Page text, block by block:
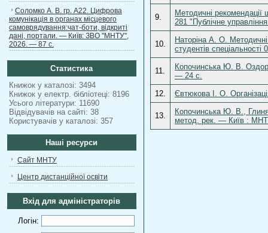
Соломко А. В. гр. А22. Цифрова
комунікація в органах місцевого
самоврядування:чат-боти, відкриті
дані, портали. — Київ: ЗВО "МНТУ",
2026. — 87 с.
Статистика
Книжок у каталозі: 3494
Книжок у електр. бібліотеці: 8196
Усього літератури: 11690
Відвідувачів на сайті: 38
Користувачів у каталозі: 357
Наші ресурси
Сайт МНТУ
Центр дистанційної освіти
Вхід для адміністраторів
Логін:
9.
Методичні рекомендації
281 "Публічне
10.
Наторіна А. О.
студентів
11.
Копочинська Ю. В.
— 24 с.
12.
Євтюкова І. О.
13.
Копочинська Ю. В.,
метод. рек. — Київ :